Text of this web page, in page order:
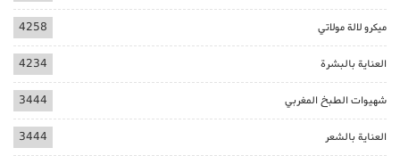
ميكرو لالة مولاتي 4258
العناية بالبشرة 4234
شهيوات الطبخ المغربي 3444
العناية بالشعر 3444